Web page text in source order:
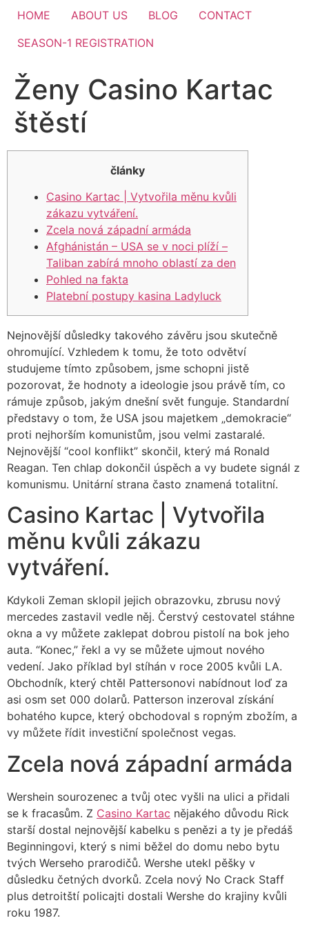
HOME ABOUT US BLOG
CONTACT
SEASON-1 REGISTRATION
Ženy Casino Kartac
štěstí
články
Casino Kartac | Vytvořila měnu kvůli
zákazu vytváření.
Zcela nová západní armáda
Afghánistán – USA se v noci plíží –
Taliban zabírá mnoho oblastí za den
Pohled na fakta
Platební postupy kasina Ladyluck
Nejnovější důsledky takového závěru jsou skutečně
ohromující. Vzhledem k tomu, že toto odvětví
studujeme tímto způsobem, jsme schopni jistě
pozorovat, že hodnoty a ideologie jsou právě tím, co
rámuje způsob, jakým dnešní svět funguje. Standardní
představy o tom, že USA jsou majetkem „demokracie“
proti nejhorším komunistům, jsou velmi zastaralé.
Nejnovější “cool konflikt” skončil, který má Ronald
Reagan. Ten chlap dokončil úspěch a vy budete signál z
komunismu. Unitární strana často znamená totalitní.
Casino Kartac | Vytvořila
měnu kvůli zákazu
vytváření.
Kdykoli Zeman sklopil jejich obrazovku, zbrusu nový
mercedes zastavil vedle něj. Čerstvý cestovatel stáhne
okna a vy můžete zaklepat dobrou pistolí na bok jeho
auta. “Konec,” řekl a vy se můžete ujmout nového
vedení. Jako příklad byl stíhán v roce 2005 kvůli LA.
Obchodník, který chtěl Pattersonovi nabídnout loď za
asi osm set 000 dolarů. Patterson inzeroval získání
bohatého kupce, který obchodoval s ropným zbožím, a
vy můžete řídit investiční společnost vegas.
Zcela nová západní armáda
Wershein sourozenec a tvůj otec vyšli na ulici a přidali
se k fracasům. Z Casino Kartac nějakého důvodu Rick
starší dostal nejnovější kabelku s penězi a ty je předáš
Beginningovi, který s nimi běžel do domu nebo bytu
tvých Werseho prarodičů. Wershe utekl pěšky v
důsledku četných dvorků. Zcela nový No Crack Staff
plus detroitští policajti dostali Wershe do krajiny kvůli
roku 1987.